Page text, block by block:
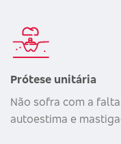
Prótese unitária
Não sofra com a
autoestima e